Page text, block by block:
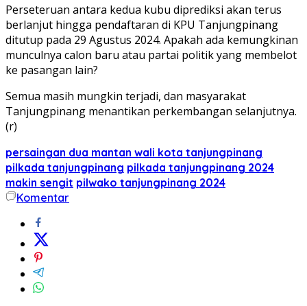
Perseteruan antara kedua kubu diprediksi akan terus
berlanjut hingga pendaftaran di KPU Tanjungpinang
ditutup pada 29 Agustus 2024. Apakah ada kemungkinan
munculnya calon baru atau partai politik yang membelot
ke pasangan lain?
Semua masih mungkin terjadi, dan masyarakat
Tanjungpinang menantikan perkembangan selanjutnya.
(r)
persaingan dua mantan wali kota tanjungpinang
pilkada tanjungpinang pilkada tanjungpinang 2024
makin sengit pilwako tanjungpinang 2024
Komentar